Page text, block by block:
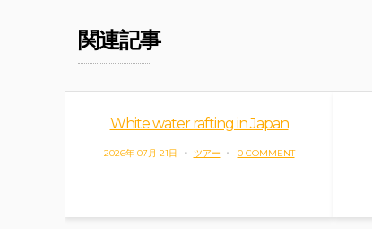
関連記事
White water rafting in Japan
2026年 07月 21日 ツアー 0 COMMENT